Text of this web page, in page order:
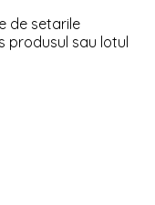
de setarile
produsul sau lotul